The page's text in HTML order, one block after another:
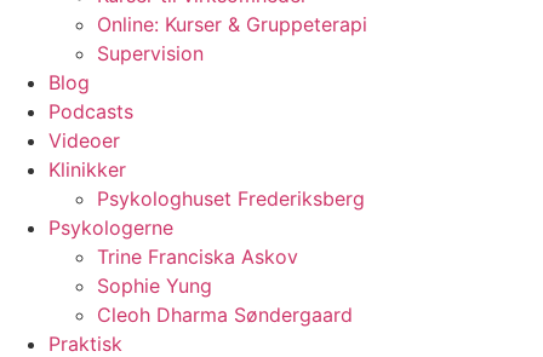
Online: Kurser & Gruppeterapi
Supervision
Blog
Podcasts
Videoer
Klinikker
Psykologhuset Frederiksberg
Psykologerne
Trine Franciska Askov
Sophie Yung
Cleoh Dharma Søndergaard
Praktisk